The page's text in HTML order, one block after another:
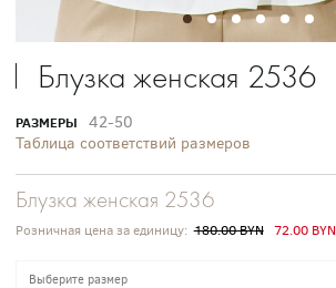
Блузка женская 2536
РАЗМЕРЫ
42-50
Таблица соответствий размеров
Блузка женская 2536
Розничная цена за единицу: 180.00 BYN 72.00 BYN
Выберите размер